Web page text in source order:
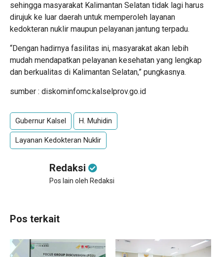
sehingga masyarakat Kalimantan Selatan tidak lagi harus
dirujuk ke luar daerah untuk memperoleh layanan
kedokteran nuklir maupun pelayanan jantung terpadu.
“Dengan hadirnya fasilitas ini, masyarakat akan lebih
mudah mendapatkan pelayanan kesehatan yang lengkap
dan berkualitas di Kalimantan Selatan,” pungkasnya.
sumber : diskominfomc.kalselprov.go.id
Gubernur Kalsel H. Muhidin
Layanan Kedokteran Nuklir
Redaksi
Pos lain oleh Redaksi
Pos terkait